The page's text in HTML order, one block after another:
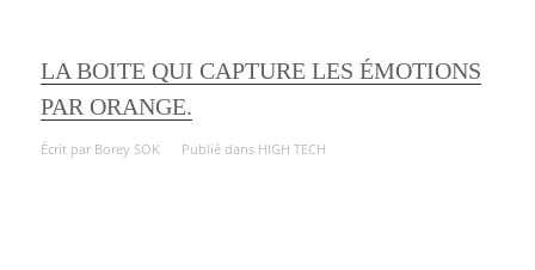
LA BOITE QUI CAPTURE LES ÉMOTIONS
PAR ORANGE.
Écrit par Borey SOK Publié dans HIGH TECH